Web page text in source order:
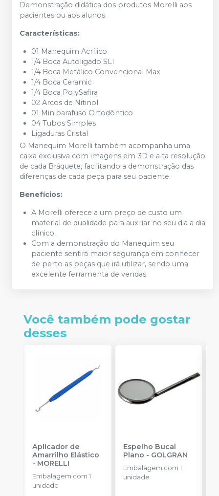
Demonstração didática dos produtos Morelli aos
pacientes ou aos alunos.
Características:
01 Manequim Acrílico
1/4 Boca Autoligado SLI
1/4 Boca Metálico Convencional Max
1/4 Boca Ceramic
1/4 Boca PolySafira
02 Arcos de Nitinol
01 Miniparafuso Ortodôntico
04 Tubos Simples
Ligaduras Cristal
O Manequim Morelli também acompanha uma
caixa exclusiva com imagens em 3D e alta resolução
de cada Bráquete, facilitando a demonstração das
diferenças de cada peça para seu paciente.
Benefícios:
A Morelli oferece a um preço de custo um
material de qualidade para auxiliar no seu dia a dia
clínico.
Com a demonstração do Manequim seu
paciente sentirá maior segurança em conhecer
de perto as peças que irá utilizar, sendo uma
excelente ferramenta de vendas.
Você também pode gostar
desses
Aplicador de
Amarrilho Elástico
- MORELLI
Embalagem com 1
unidade
Espelho Bucal
Plano - GOLGRAN
Embalagem com 1
unidade